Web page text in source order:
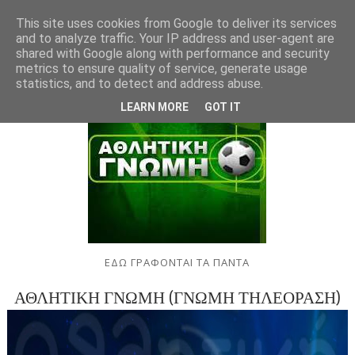
ΕΔΩ ΓΡΑΦΟΝΤΑΙ ΤΑ ΠΑΝΤΑ
ΑΘΛΗΤΙΚΗ ΓΝΩΜΗ (ΓΝΩΜΗ ΤΗΛΕΟΡΑΣΗ)
This site uses cookies from Google to deliver its services
and to analyze traffic. Your IP address and user-agent are
shared with Google along with performance and security
metrics to ensure quality of service, generate usage
statistics, and to detect and address abuse.
LEARN MORE GOT IT